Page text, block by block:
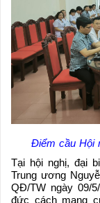
Điểm cầu Hội
Tại hội nghị, đại
Trung ương
QĐ/TW ngày 09/
đức cách mạng